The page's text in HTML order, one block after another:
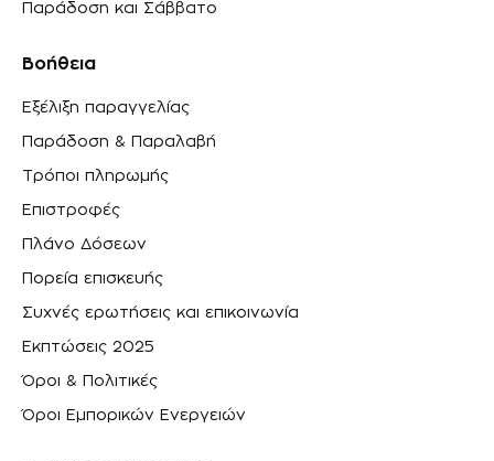
Παράδοση και Σάββατο
Βοήθεια
Εξέλιξη παραγγελίας
Παράδοση & Παραλαβή
Τρόποι πληρωμής
Επιστροφές
Πλάνο Δόσεων
Πορεία επισκευής
Συχνές ερωτήσεις και επικοινωνία
Εκπτώσεις 2025
Όροι & Πολιτικές
Όροι Εμπορικών Ενεργειών